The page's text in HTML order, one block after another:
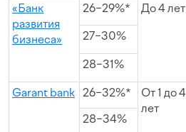
«Банк
развития
бизнеса»
26−29%* До 4 лет
27−30%
28−31%
Garant bank 26−32%*
От 1 до 4
лет
28−34%